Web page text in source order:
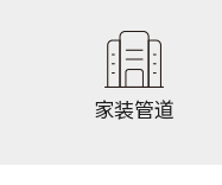
家装管道